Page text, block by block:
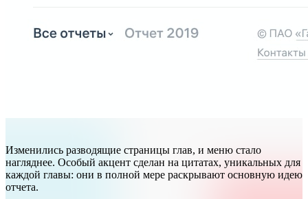
Изменились разводящие страницы глав, и меню стало
нагляднее. Особый акцент сделан на цитатах, уникальных для
каждой главы: они в полной мере раскрывают основную идею
отчета.